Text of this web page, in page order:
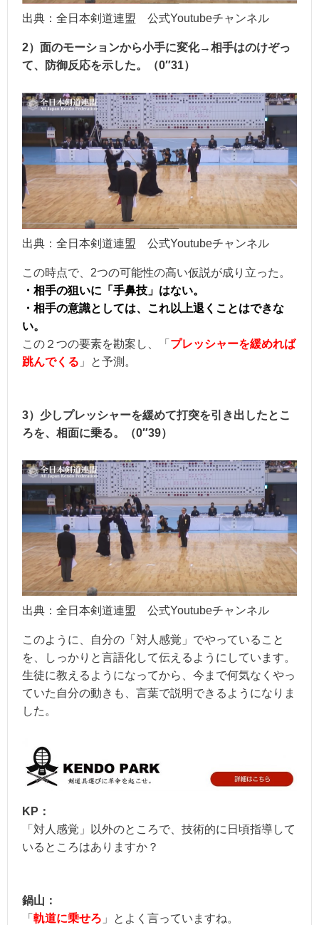
出典：全日本剣道連盟 公式Youtubeチャンネル
2）面のモーションから小手に変化→相手はのけぞっ
て、防御反応を示した。（0″31）
出典：全日本剣道連盟 公式Youtubeチャンネル
この時点で、2つの可能性の高い仮説が成り立った。
・相手の狙いに「手鼻技」はない。
・相手の意識としては、これ以上退くことはできな
い。
この２つの要素を勘案し、「 プレッシャーを緩めれば
跳んでくる 」と予測。
3）少しプレッシャーを緩めて打突を引き出したとこ
ろを、相面に乗る。（0″39）
出典：全日本剣道連盟 公式Youtubeチャンネル
このように、自分の「対人感覚」でやっていること
を、しっかりと言語化して伝えるようにしています。
生徒に教えるようになってから、今まで何気なくやっ
ていた自分の動きも、言葉で説明できるようになりま
した。
KP：
「対人感覚」以外のところで、技術的に日頃指導して
いるところはありますか？
鍋山：
「 軌道に乗せろ 」とよく言っていますね。